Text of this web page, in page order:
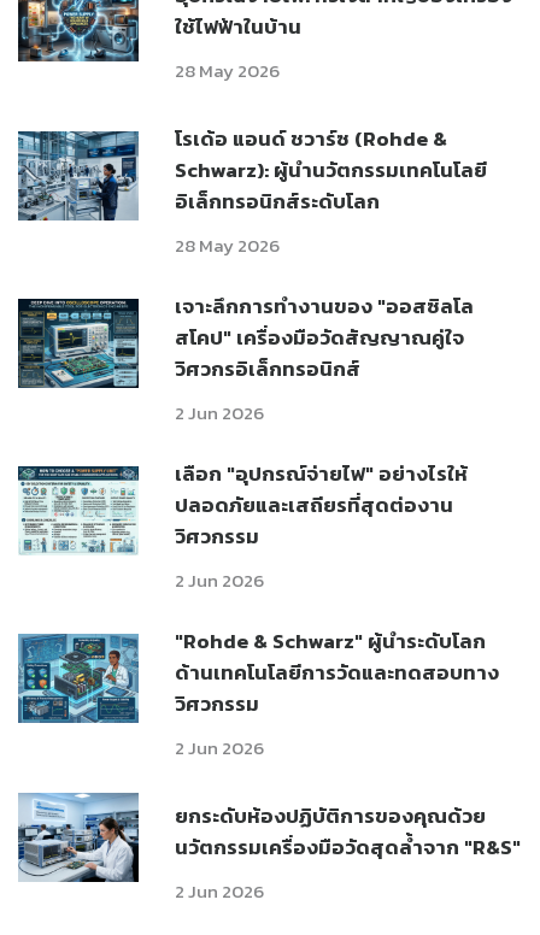
ใช้ไฟฟ้าในบ้าน
28 May 2026
โรเด้อ แอนด์ ชวาร์ซ (Rohde &
Schwarz): ผู้นำนวัตกรรมเทคโนโลยี
อิเล็กทรอนิกส์ระดับโลก
28 May 2026
เจาะลึกการทำงานของ "ออสซิลโล
สโคป" เครื่องมือวัดสัญญาณคู่ใจ
วิศวกรอิเล็กทรอนิกส์
2 Jun 2026
เลือก "อุปกรณ์จ่ายไฟ" อย่างไรให้
ปลอดภัยและเสถียรที่สุดต่องาน
วิศวกรรม
2 Jun 2026
"Rohde & Schwarz" ผู้นำระดับโลก
ด้านเทคโนโลยีการวัดและทดสอบทาง
วิศวกรรม
2 Jun 2026
ยกระดับห้องปฏิบัติการของคุณด้วย
นวัตกรรมเครื่องมือวัดสุดล้ำจาก "R&S"
2 Jun 2026